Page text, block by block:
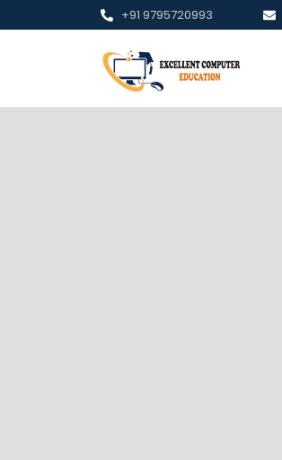
+91 9795720993